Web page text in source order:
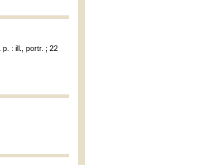
: ill., portr. ; 22